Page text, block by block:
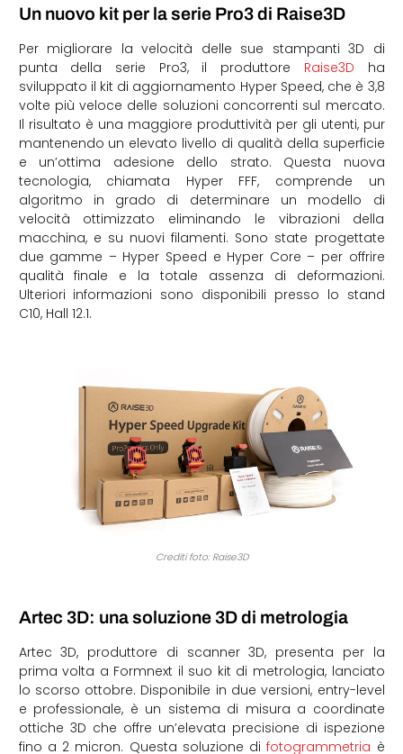
Un nuovo kit per la serie Pro3 di Raise3D
Per migliorare la velocità delle sue stampanti 3D di
punta della serie Pro3, il produttore Raise3D ha
sviluppato il kit di aggiornamento Hyper Speed, che è 3,8
volte più veloce delle soluzioni concorrenti sul mercato.
Il risultato è una maggiore produttività per gli utenti, pur
mantenendo un elevato livello di qualità della superficie
e un’ottima adesione dello strato. Questa nuova
tecnologia, chiamata Hyper FFF, comprende un
algoritmo in grado di determinare un modello di
velocità ottimizzato eliminando le vibrazioni della
macchina, e su nuovi filamenti. Sono state progettate
due gamme – Hyper Speed e Hyper Core – per offrire
qualità finale e la totale assenza di deformazioni.
Ulteriori informazioni sono disponibili presso lo stand
C10, Hall 12.1.
Crediti foto: Raise3D
Artec 3D: una soluzione 3D di metrologia
Artec 3D, produttore di scanner 3D, presenta per la
prima volta a Formnext il suo kit di metrologia, lanciato
lo scorso ottobre. Disponibile in due versioni, entry-level
e professionale, è un sistema di misura a coordinate
ottiche 3D che offre un’elevata precisione di ispezione
fino a 2 micron. Questa soluzione difotogrammetria è